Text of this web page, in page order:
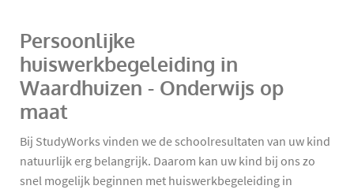
Persoonlijke
huiswerkbegeleiding in
Waardhuizen - Onderwijs op
maat
Bij StudyWorks vinden we de schoolresultaten van uw kind
natuurlijk erg belangrijk. Daarom kan uw kind bij ons zo
snel mogelijk beginnen met huiswerkbegeleiding in